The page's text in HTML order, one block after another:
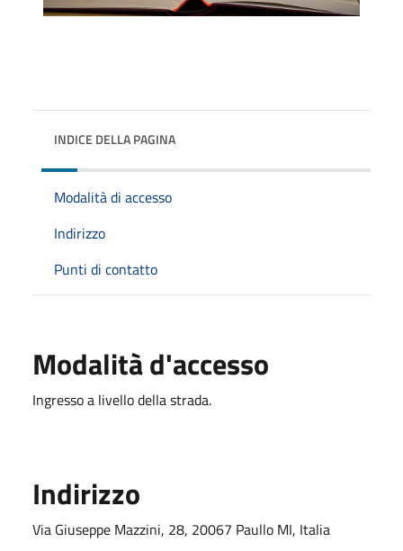
INDICE DELLA PAGINA
Modalità di accesso
Indirizzo
Punti di contatto
Modalità d'accesso
Ingresso a livello della strada.
Indirizzo
Via Giuseppe Mazzini, 28, 20067 Paullo MI, Italia